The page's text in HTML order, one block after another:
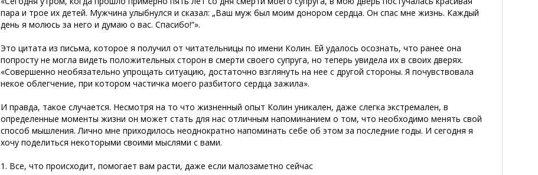
пара и трое их детей. Мужчина улыбнулся и сказал: „Ваш муж был моим донором сердца. Он спас мне жизнь. Каждый
день я молюсь за него и думаю о вас. Спасибо!“».
Это цитата из письма, которое я получил от читательницы по имени Колин. Ей удалось осознать, что ранее она
попросту не могла видеть положительных сторон в смерти своего супруга, но теперь увидела их в своих дверях.
«Совершенно необязательно упрощать ситуацию, достаточно взглянуть на нее с другой стороны. Я почувствовала
некое облегчение, при котором частичка моего разбитого сердца зажила».
И правда, такое случается. Несмотря на то что жизненный опыт Колин уникален, даже слегка экстремален, в
определенные моменты жизни он может стать для нас отличным напоминанием о том, что необходимо менять свой
способ мышления. Лично мне приходилось неоднократно напоминать себе об этом за последние годы. И сегодня я
хочу поделиться некоторыми своими мыслями с вами.
1. Все, что происходит, помогает вам расти, даже если малозаметно сейчас